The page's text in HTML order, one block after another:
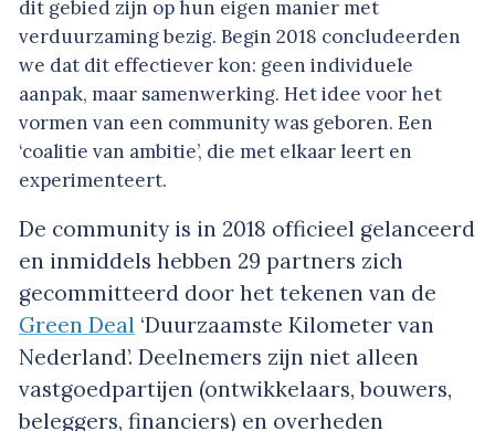
dit gebied zijn op hun eigen manier met
verduurzaming bezig. Begin 2018 concludeerden
we dat dit effectiever kon: geen individuele
aanpak, maar samenwerking. Het idee voor het
vormen van een community was geboren. Een
‘coalitie van ambitie’, die met elkaar leert en
experimenteert.
De community is in 2018 officieel gelanceerd
en inmiddels hebben 29 partners zich
gecommitteerd door het tekenen van de
Green Deal ‘Duurzaamste Kilometer van
Nederland’. Deelnemers zijn niet alleen
vastgoedpartijen (ontwikkelaars, bouwers,
beleggers, financiers) en overheden